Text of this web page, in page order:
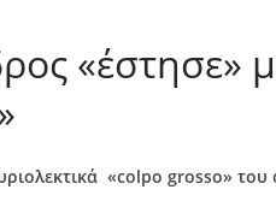
«έστησε»
«colpo grosso» του